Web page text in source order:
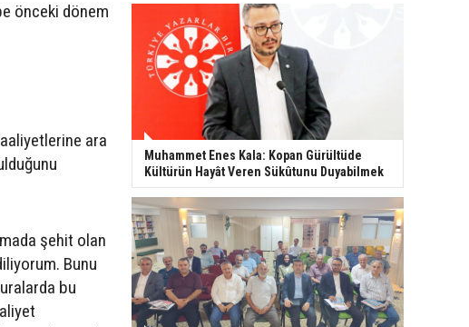
önceki dönem
ara
şehit olan
Bunu
bu
Muhammet Enes Kala: Kopan Gürültüde
Kültürün Hayât Veren Sükûtunu Duyabilmek